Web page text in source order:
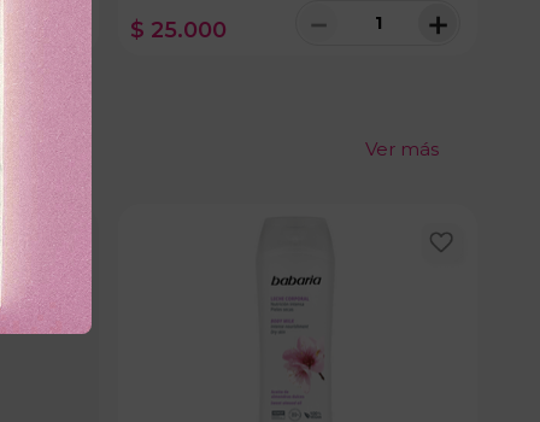
＋ $ 25.000 ＋
－
Ver más